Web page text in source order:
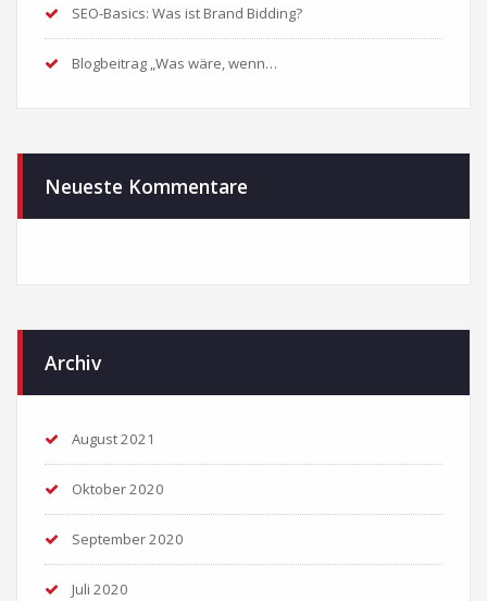
SEO-Basics: Was ist Brand Bidding?
Blogbeitrag „Was wäre, wenn…
Neueste Kommentare
Archiv
August 2021
Oktober 2020
September 2020
Juli 2020